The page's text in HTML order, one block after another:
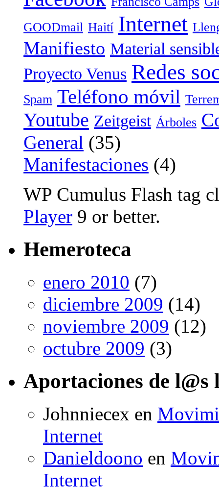
GOODmail Haití Internet
Manifiesto Material
Proyecto Venus Redes
Spam Teléfono móvil
Youtube Zeitgeist Árboles
General (35)
Manifestaciones (4)
WP Cumulus Flash tag
Player 9 or better.
Hemeroteca
enero 2010 (7)
diciembre 2009 (14)
noviembre 2009 (12)
octubre 2009 (3)
Aportaciones de l@s
Johnniecex en
Internet
Danieldoono en
Internet